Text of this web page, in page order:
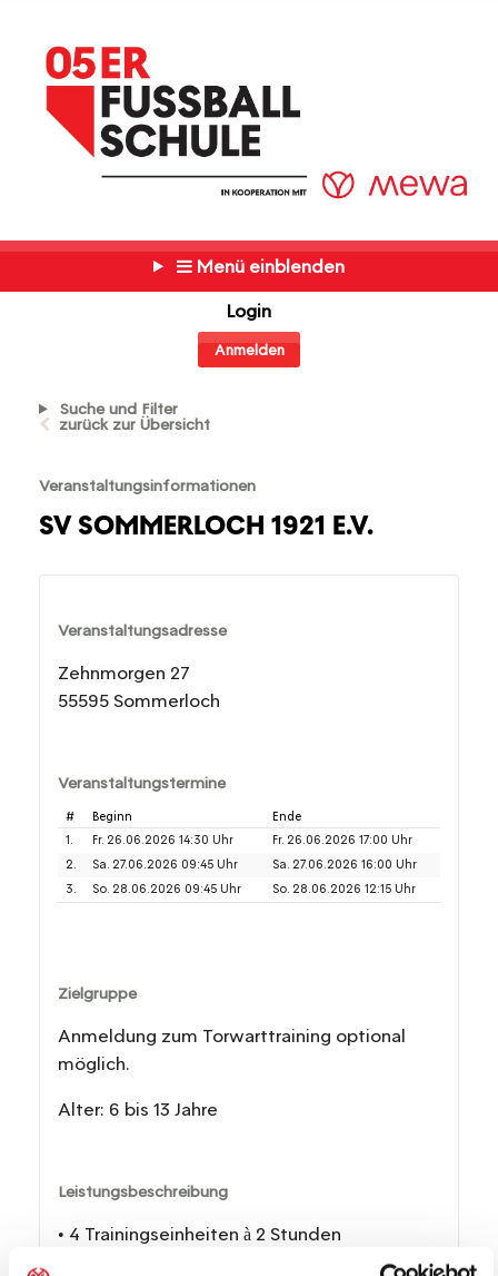
Menü einblenden
Login
Anmelden
Suche und Filter
zurück zur Übersicht
Veranstaltungsinformationen
SV SOMMERLOCH 1921 E.V.
Veranstaltungsadresse
Zehnmorgen 27
55595 Sommerloch
Veranstaltungstermine
# Beginn
Ende
1.
Fr. 26.06.2026 14:30 Uhr
Fr. 26.06.2026 17:00 Uhr
2.
Sa. 27.06.2026 09:45 Uhr
Sa. 27.06.2026 16:00 Uhr
3.
So. 28.06.2026 09:45 Uhr So. 28.06.2026 12:15 Uhr
Zielgruppe
Anmeldung zum Torwarttraining optional
möglich.
Alter: 6 bis 13 Jahre
Leistungsbeschreibung
• 4 Trainingseinheiten à 2 Stunden
• Ausrüstung von JAKO (Trikot, Hose, Stutzen)